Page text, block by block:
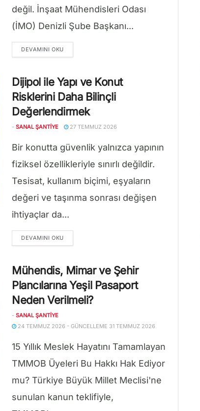
değil. İnşaat Mühendisleri Odası
(İMO) Denizli Şube Başkanı...
DEVAMINI OKUDETAILS
Dijipol ile Yapı ve Konut
Risklerini Daha Bilinçli
Değerlendirmek
- SANAL ŞANTIYE 27 TEMMUZ 2026
Bir konutta güvenlik yalnızca yapının
fiziksel özellikleriyle sınırlı değildir.
Tesisat, kullanım biçimi, eşyaların
değeri ve taşınma sonrası değişen
ihtiyaçlar da...
DEVAMINI OKUDETAILS
Mühendis, Mimar ve Şehir
Plancılarına Yeşil Pasaport
Neden Verilmeli?
- SANAL ŞANTIYE
24 TEMMUZ 2026 - GÜNCELLEME 31 TEMMUZ 2026
15 Yıllık Meslek Hayatını Tamamlayan
TMMOB Üyeleri Bu Hakkı Hak Ediyor
mu? Türkiye Büyük Millet Meclisi'ne
sunulan kanun teklifiyle,